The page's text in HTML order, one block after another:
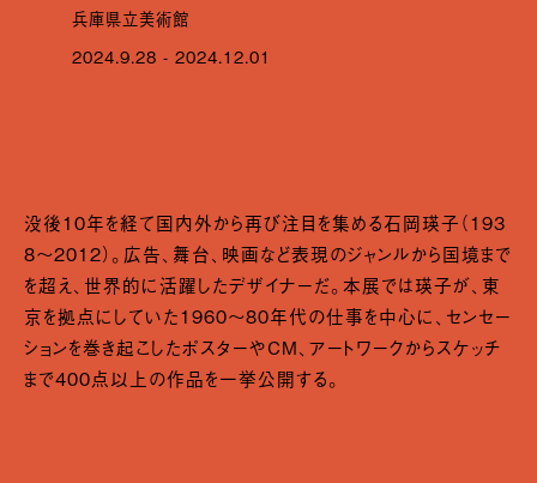
兵庫県立美術館
2024.9.28 - 2024.12.01
没後10年を経て国内外から再び注目を集める石岡瑛子（193
8～2012）。広告、舞台、映画など表現のジャンルから国境まで
を超え、世界的に活躍したデザイナーだ。本展では瑛子が、東
京を拠点にしていた1960～80年代の仕事を中心に、センセー
ションを巻き起こしたポスターやCM、アートワークからスケッチ
まで400点以上の作品を一挙公開する。